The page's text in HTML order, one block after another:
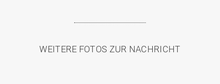
WEITERE FOTOS ZUR NACHRICHT